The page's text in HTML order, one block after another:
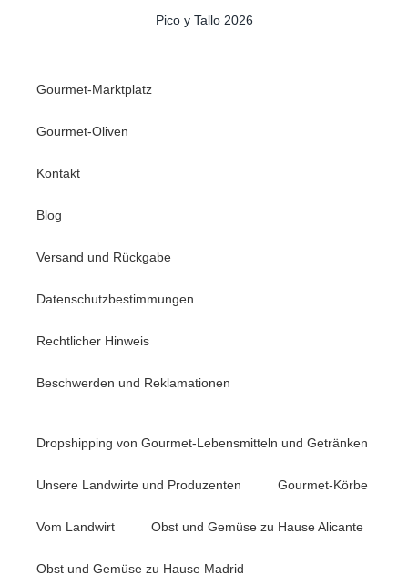
Pico y Tallo 2026
Gourmet-Marktplatz
Gourmet-Oliven
Kontakt
Blog
Versand und Rückgabe
Datenschutzbestimmungen
Rechtlicher Hinweis
Beschwerden und Reklamationen
Dropshipping von Gourmet-Lebensmitteln und Getränken
Unsere Landwirte und Produzenten Gourmet-Körbe
Vom Landwirt Obst und Gemüse zu Hause Alicante
Obst und Gemüse zu Hause Madrid